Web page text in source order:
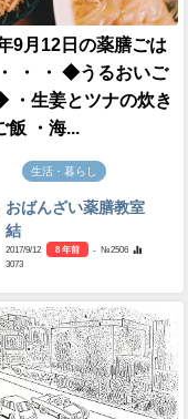
9月12日の薬膳ごは
・ ・ ◆うるおいご
・生姜とツナの炊き
飯 ・海...
生活・暮らし
おばんざい薬膳教室
結
2017/9/12 8 年前
- №2506
3073